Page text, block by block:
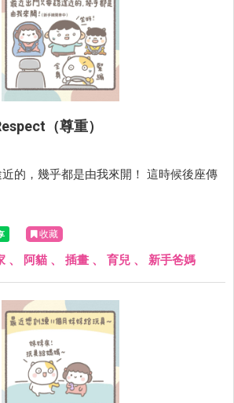
（尊重）
的，幾乎都是由我來開！ 這時候後座傳
收藏
、 阿貓 、 插畫 、 育兒 、 新手爸媽